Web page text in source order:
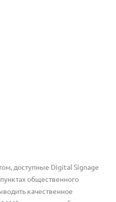
доступные Digital Signage
общественного
качественное